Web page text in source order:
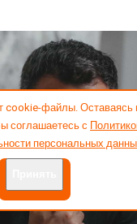
cookie-файлы. Оставаясь
соглашаетесь с
персональных